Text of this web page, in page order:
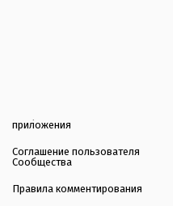
приложения
Соглашение пользователя
Сообщества
Правила комментирования